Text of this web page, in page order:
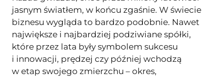
jasnym światłem, w końcu zgaśnie. W świecie
biznesu wygląda to bardzo podobnie. Nawet
największe i najbardziej podziwiane spółki,
które przez lata były symbolem sukcesu
i innowacji, prędzej czy później wchodzą
w etap swojego zmierzchu – okres,